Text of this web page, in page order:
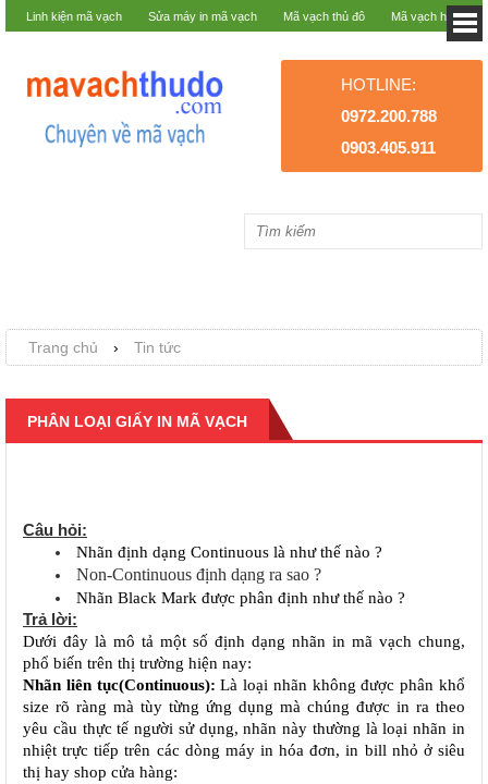
Linh kiện mã vạch Sửa máy in mã vạch Mã vạch thủ đô Mã vạch hà nội
HOTLINE:
0972.200.788
0903.405.911
Trang chủ › Tin tức
PHÂN LOẠI GIẤY IN MÃ VẠCH
Câu hỏi:
Nhãn định dạng Continuous là như thế nào ?
Non-Continuous định dạng ra sao ?
Nhãn Black Mark được phân định như thế nào ?
Trả lời:
Dưới đây là mô tả một số định dạng nhãn in mã vạch chung,
phổ biến trên thị trường hiện nay:
Nhãn liên tục(Continuous): Là loại nhãn không được phân khổ
size rõ ràng mà tùy từng ứng dụng mà chúng được in ra theo
yêu cầu thực tế người sử dụng, nhãn này thường là loại nhãn in
nhiệt trực tiếp trên các dòng máy in hóa đơn, in bill nhỏ ở siêu
thị hay shop cửa hàng: